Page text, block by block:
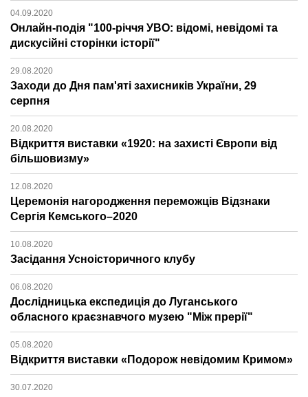
04.09.2020
Онлайн-подія "100-річчя УВО: відомі, невідомі та
дискусійні сторінки історії"
29.08.2020
Заходи до Дня пам'яті захисників України, 29
серпня
20.08.2020
Відкриття виставки «1920: на захисті Європи від
більшовизму»
12.08.2020
Церемонія нагородження переможців Відзнаки
Сергія Кемського–2020
10.08.2020
Засідання Усноісторичного клубу
06.08.2020
Дослідницька експедиція до Луганського
обласного краєзнавчого музею "Між прерії"
05.08.2020
Відкриття виставки «Подорож невідомим Кримом»
30.07.2020